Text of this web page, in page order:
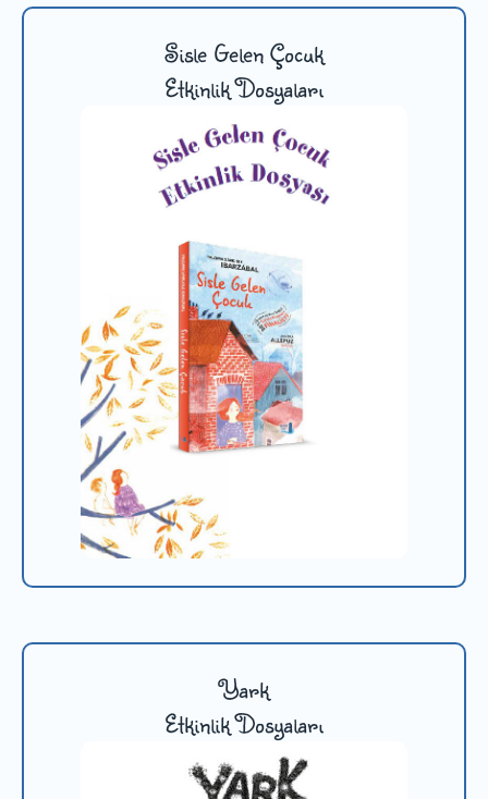
Sisle Gelen Çocuk
Etkinlik Dosyaları
Yark
Etkinlik Dosyaları